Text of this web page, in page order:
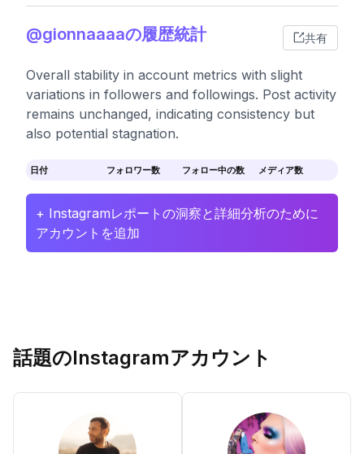
@gionnaaaaの履歴統計 共有
Overall stability in account metrics with slight
variations in followers and followings. Post activity
remains unchanged, indicating consistency but
also potential stagnation.
日付 フォロワー数 フォロー中の数 メディア数
+ Instagramレポートの洞察と詳細分析のために
アカウントを追加
話題のInstagramアカウント